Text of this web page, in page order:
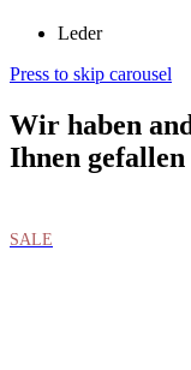
Leder
Press to skip carousel
Wir haben
Ihnen
SALE